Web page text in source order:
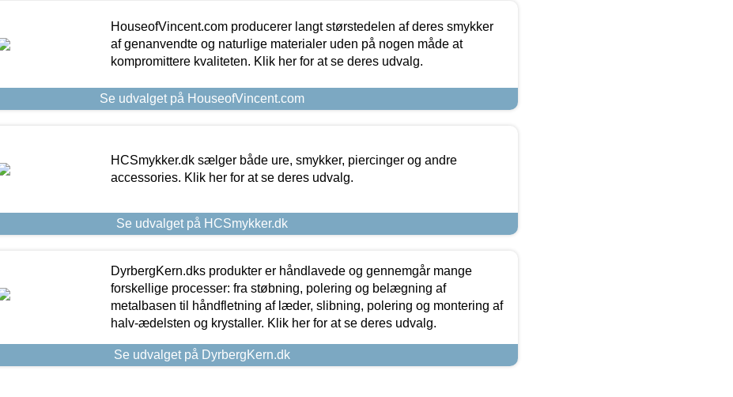
HouseofVincent.com producerer langt størstedelen af deres smykker
af genanvendte og naturlige materialer uden på nogen måde at
kompromittere kvaliteten. Klik her for at se deres udvalg.
Se udvalget på HouseofVincent.com
HCSmykker.dk sælger både ure, smykker, piercinger og andre
accessories. Klik her for at se deres udvalg.
Se udvalget på HCSmykker.dk
DyrbergKern.dks produkter er håndlavede og gennemgår mange
forskellige processer: fra støbning, polering og belægning af
metalbasen til håndfletning af læder, slibning, polering og montering af
halv-ædelsten og krystaller. Klik her for at se deres udvalg.
Se udvalget på DyrbergKern.dk